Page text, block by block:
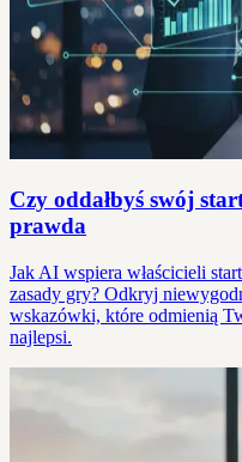
Czy oddałbyś swój
prawda
Jak AI wspiera właścicieli
zasady gry? Odkryj
wskazówki, które odmienią
najlepsi.